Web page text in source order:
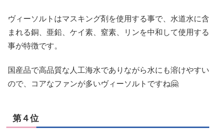
ヴィーソルトはマスキング剤を使用する事で、水道水に含
まれる銅、亜鉛、ケイ素、窒素、リンを中和して使用する
事が特徴です。
国産品で高品質な人工海水でありながら水にも溶けやすい
ので、コアなファンが多いヴィーソルトですね🤗
第４位